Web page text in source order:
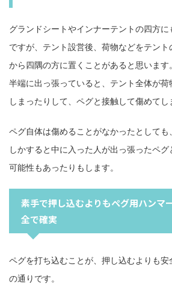
グランドシートやインナーテントの四方
ですが、テント設営後、荷物などをテン
から四隅の方に置くことがあると思いま
半端に出っ張っていると、テント全体が
しまったりして、ペグと接触して傷めてし
ペグ自体は傷めることがなかったとしても
しかすると中に入った人が出っ張ったペ
可能性もあったりもします。
素手で押し込むよりもペグ用ハンマ
全で確実
ペグを打ち込むことが、押し込むよりも
の通りです。